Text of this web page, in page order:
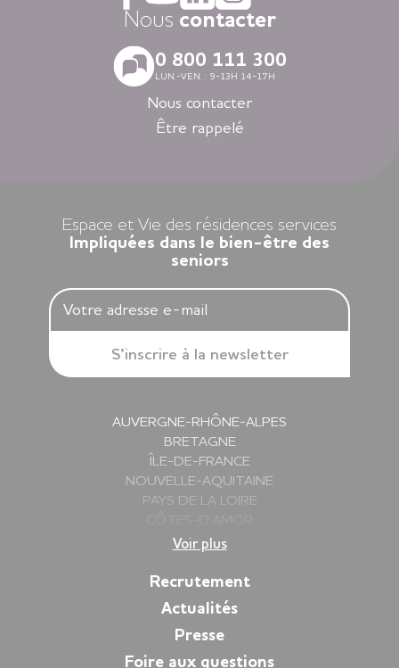
ou l’espace forme et détente à votre disposition dans vos
espaces communs.
Avec nos logements modernes et spécialement adaptés aux
personnes âgées vous vivez en toute autonomie dans des
villes agréables et des environnements soigneusement
sélectionnés en Nouvelle-Aquitaine, en Auvergne-Rhône-
Alpes, en Ile-de-France, en Bretagne et dans les Pays de la
Nous contacter
0 800 111 300
LUN.-VEN. : 9-13H 14-17H
Nous contacter
Être rappelé
Espace et Vie des résidences services
Impliquées dans le bien-être des
seniors
AUVERGNE-RHÔNE-ALPES
BRETAGNE
ÎLE-DE-FRANCE
NOUVELLE-AQUITAINE
PAYS DE LA LOIRE
DEUX-SÈVRES
GIRONDE
HAUTE-SAVOIE
ISÈRE
LOIRE
Voir plus
Recrutement
Actualités
Presse
Foire aux questions